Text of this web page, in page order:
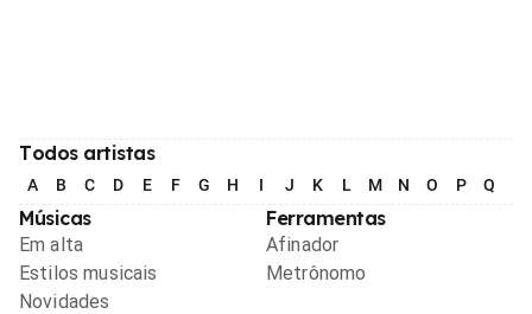
Todos artistas
A B C D E F G H I J K L M N O P Q
Músicas
Em alta
Estilos musicais
Novidades
Ferramentas
Afinador
Metrônomo